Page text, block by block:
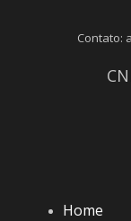
Contato:
Home